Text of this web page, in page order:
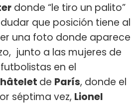
donde “le tiro un palito”
que posición tiene al
una foto donde aparece
junto a las mujeres de
en el
de París, donde el
séptima vez, Lionel